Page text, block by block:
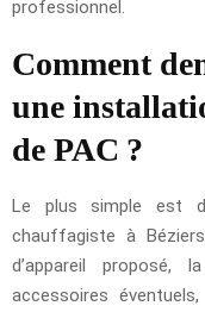
professionnel.
Comment
une
de PAC ?
Le plus simple est
chauffagiste à
d’appareil proposé,
accessoires